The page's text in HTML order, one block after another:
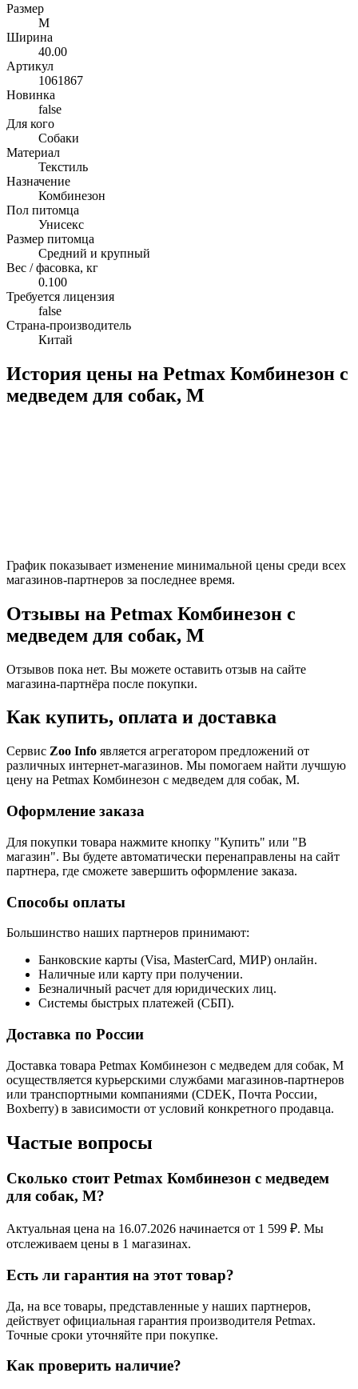
Размер
M
Ширина
40.00
Артикул
1061867
Новинка
false
Для кого
Собаки
Материал
Текстиль
Назначение
Комбинезон
Пол питомца
Унисекс
Размер питомца
Средний и крупный
Вес / фасовка, кг
0.100
Требуется лицензия
false
Страна-производитель
Китай
История цены на Petmax Комбинезон с
медведем для собак, M
График показывает изменение минимальной цены среди всех
магазинов-партнеров за последнее время.
Отзывы на Petmax Комбинезон с
медведем для собак, M
Отзывов пока нет. Вы можете оставить отзыв на сайте
магазина-партнёра после покупки.
Как купить, оплата и доставка
Сервис Zoo Info является агрегатором предложений от
различных интернет-магазинов. Мы помогаем найти лучшую
цену на Petmax Комбинезон с медведем для собак, M.
Оформление заказа
Для покупки товара нажмите кнопку "Купить" или "В
магазин". Вы будете автоматически перенаправлены на сайт
партнера, где сможете завершить оформление заказа.
Способы оплаты
Большинство наших партнеров принимают:
Банковские карты (Visa, MasterCard, МИР) онлайн.
Наличные или карту при получении.
Безналичный расчет для юридических лиц.
Системы быстрых платежей (СБП).
Доставка по России
Доставка товара Petmax Комбинезон с медведем для собак, M
осуществляется курьерскими службами магазинов-партнеров
или транспортными компаниями (CDEK, Почта России,
Boxberry) в зависимости от условий конкретного продавца.
Частые вопросы
Сколько стоит Petmax Комбинезон с медведем
для собак, M?
Актуальная цена на 16.07.2026 начинается от 1 599 ₽. Мы
отслеживаем цены в 1 магазинах.
Есть ли гарантия на этот товар?
Да, на все товары, представленные у наших партнеров,
действует официальная гарантия производителя Petmax.
Точные сроки уточняйте при покупке.
Как проверить наличие?